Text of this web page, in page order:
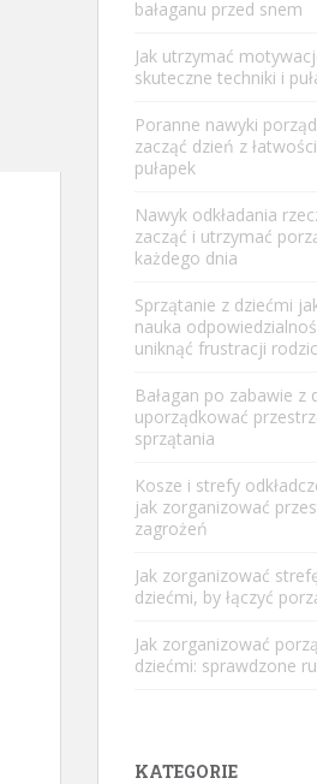
bałaganu przed snem
Jak utrzymać
skuteczne techniki i
Poranne nawyki
zacząć dzień z
pułapek
Nawyk odkładania
zacząć i utrzymać
każdego dnia
Sprzątanie z dziećmi
nauka
uniknąć frustracji
Bałagan po zabawie z
uporządkować
sprzątania
Kosze i strefy
jak zorganizować
zagrożeń
Jak zorganizować
dziećmi, by łączyć
Jak zorganizować
dziećmi: sprawdzone
KATEGORIE